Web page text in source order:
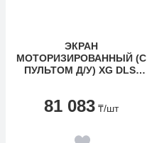
ЭКРАН
МОТОРИЗИРОВАННЫЙ (С
ПУЛЬТОМ Д/У) XG DLS-
81 083 ₸/шт